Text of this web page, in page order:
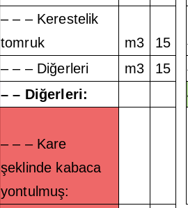
– – – Kerestelik
tomruk
m3 15
– – – Diğerleri m3 15
– – Diğerleri:
– – – Kare
şeklinde kabaca
yontulmuş: